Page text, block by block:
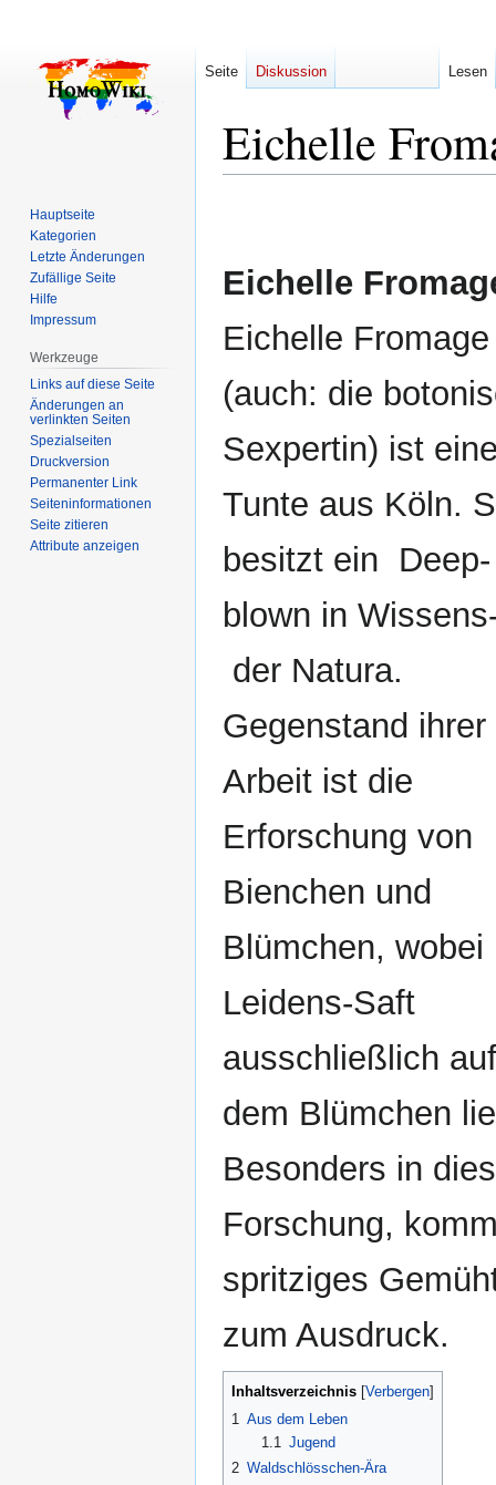
Eichelle
Eichelle
Eichelle Fromage
(auch: die
Sexpertin) ist
Tunte aus Köln.
besitzt ein Deep-
blown in
der Natura.
Gegenstand ihrer
Arbeit ist die
Erforschung von
Bienchen und
Blümchen, wobei
Leidens-Saft
ausschließlich auf
dem Blümchen
Besonders in
Forschung,
spritziges
zum Ausdruck.
Inhaltsverzeichnis
1 Aus dem Leben
1.1 Jugend
2 Waldschlösschen-Ära
Seite Diskussion Lesen
Hauptseite
Kategorien
Letzte Änderungen
Zufällige Seite
Hilfe
Impressum
Werkzeuge
Links auf diese Seite
Änderungen an
verlinkten Seiten
Spezialseiten
Druckversion
Permanenter Link
Seiten­­informationen
Seite zitieren
Attribute anzeigen